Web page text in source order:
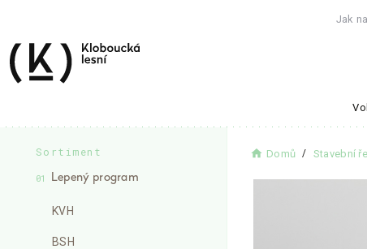
Jak
Sortiment
01 Lepený program
KVH
BSH
home Domů Stavební